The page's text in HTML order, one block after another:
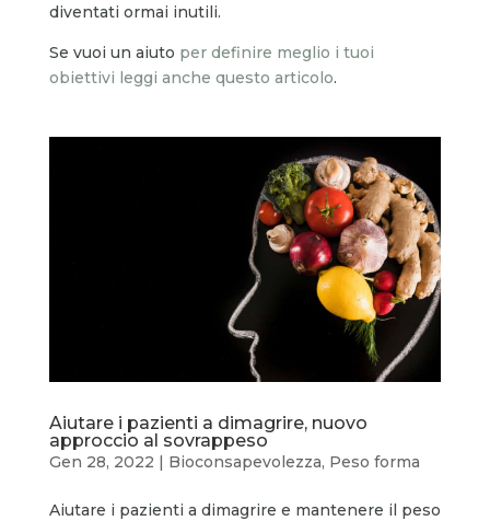
diventati ormai inutili.
Se vuoi un aiuto per definire meglio i tuoi
obiettivi leggi anche questo articolo.
Aiutare i pazienti a dimagrire, nuovo
approccio al sovrappeso
Gen 28, 2022 | Bioconsapevolezza, Peso forma
Aiutare i pazienti a dimagrire e mantenere il peso